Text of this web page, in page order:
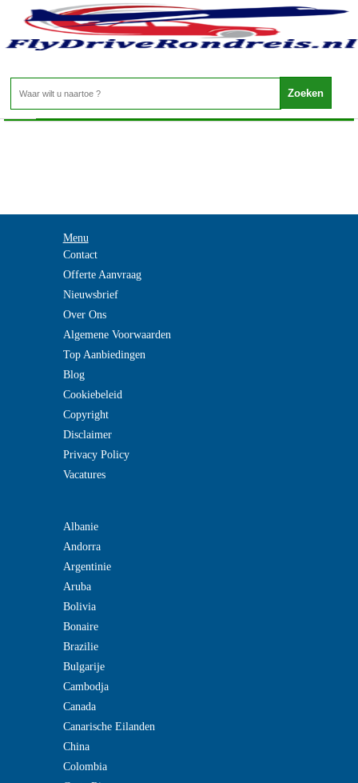
Griekenland - SITHONIA
Home>
Menu
Contact
Offerte Aanvraag
Nieuwsbrief
Over Ons
Algemene Voorwaarden
Top Aanbiedingen
Blog
Cookiebeleid
Copyright
Disclaimer
Privacy Policy
Vacatures
Albanie
Andorra
Argentinie
Aruba
Bolivia
Bonaire
Brazilie
Bulgarije
Cambodja
Canada
Canarische Eilanden
China
Colombia